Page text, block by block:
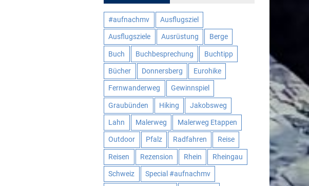
#aufnachmv Ausflugsziel
Ausflugsziele Ausrüstung Berge
Buch Buchbesprechung Buchtipp
Bücher Donnersberg Eurohike
Fernwanderweg Gewinnspiel
Graubünden Hiking Jakobsweg
Lahn Malerweg Malerweg Etappen
Outdoor Pfalz Radfahren Reise
Reisen Rezension Rhein Rheingau
Schweiz Special #aufnachmv